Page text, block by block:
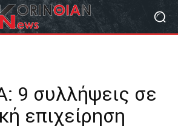
9 συλλήψεις σε
επιχείρηση